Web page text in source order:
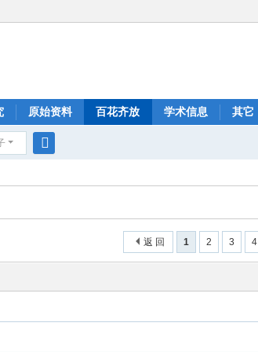
原始资料 百花齐放 学术信息 其它
索
1 2 3 4
返 回